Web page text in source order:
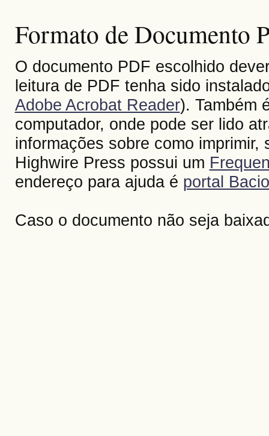
Formato de Documento
O documento PDF escolhido
leitura de PDF tenha sido
Adobe Acrobat Reader). Também
computador, onde pode ser lido
informações sobre como
Highwire Press possui um
endereço para ajuda é portal
Caso o documento não seja